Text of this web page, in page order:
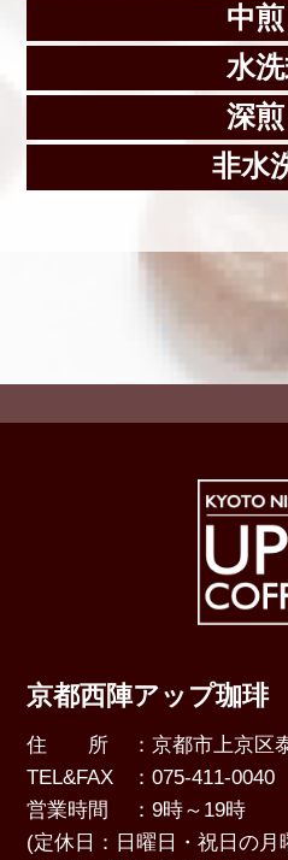
中煎
水
深煎
非水
京都西陣アップ珈琲
住 所
：京都市上京区
TEL&FAX
：075-411-0040
営業時間
：9時～19時
(定休日：日曜日・祝日の月